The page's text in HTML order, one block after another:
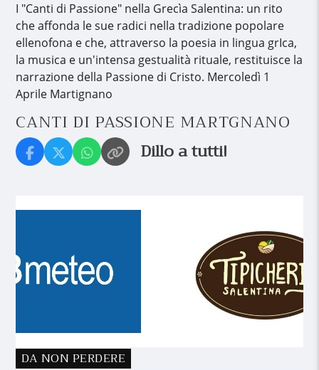
I "Canti di Passione" nella Grecìa Salentina: un rito
che affonda le sue radici nella tradizione popolare
ellenofona e che, attraverso la poesia in lingua grIca,
la musica e un'intensa gestualità rituale, restituisce la
narrazione della Passione di Cristo. Mercoledì 1
Aprile Martignano
CANTI DI PASSIONE MARTGNANO
Dillo a tutti!
DA NON PERDERE